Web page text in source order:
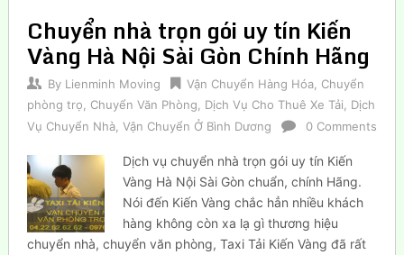
Chuyển nhà trọn gói uy tín Kiến
Vàng Hà Nội Sài Gòn Chính Hãng
By Lienminh Moving Vận Chuyển Hàng Hóa, Chuyển
phòng trọ
Chuyển Văn Phòng Dịch Vụ Cho Thuê Xe Tải
Dịch
Vụ Chuyển Nhà, Vận Chuyển Ở Bình Dương 0 Comments
Dịch vụ chuyển nhà trọn gói uy tín Kiến
Vàng Hà Nội Sài Gòn chuẩn, chính Hãng.
Nói đến Kiến Vàng chắc hẳn nhiều khách
hàng không còn xa lạ gì thương hiệu
chuyển nhà, chuyển văn phòng, Taxi Tải Kiến Vàng đã rất